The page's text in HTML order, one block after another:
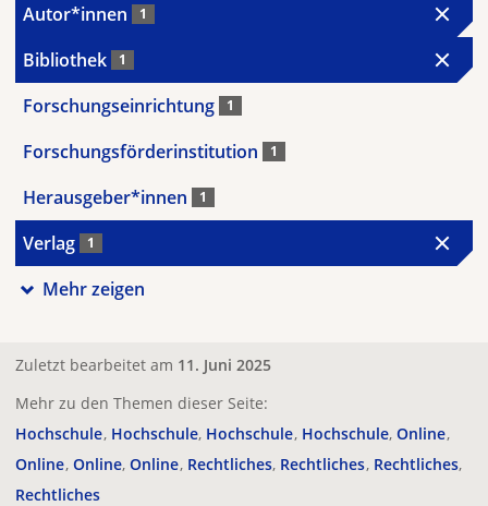
Autor*innen 1
Bibliothek 1
Forschungseinrichtung 1
Forschungsförderinstitution 1
Herausgeber*innen 1
Verlag 1
Mehr zeigen
Zuletzt bearbeitet am 11. Juni 2025
Mehr zu den Themen dieser Seite:
Hochschule Hochschule Hochschule Hochschule Online
Online Online Online Rechtliches Rechtliches Rechtliches
Rechtliches